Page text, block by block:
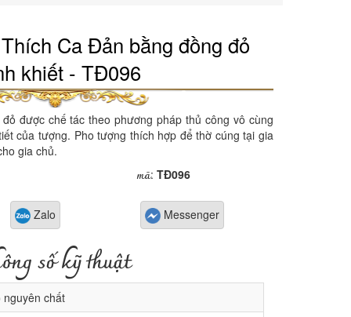
Ca Đản bằng đồng đỏ
khiết - TĐ096
được chế tác theo phương pháp thủ công vô cùng
của tượng. Pho tượng thích hợp để thờ cúng tại gia
gia chủ.
mã:TĐ096
Zalo Messenger
số kỹ thuật
chất